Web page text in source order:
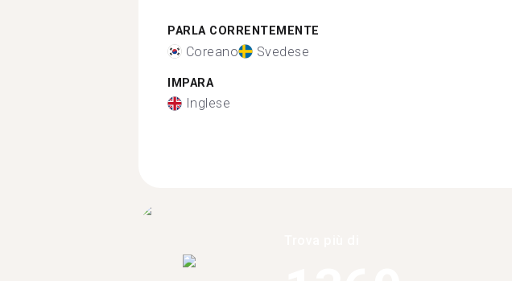
PARLA CORRENTEMENTE
Coreano Svedese
IMPARA
Inglese